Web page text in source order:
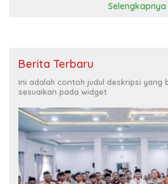
Selengkapnya
Berita Terbaru
Ini adalah contoh judul deskripsi yang
sesuaikan pada widget